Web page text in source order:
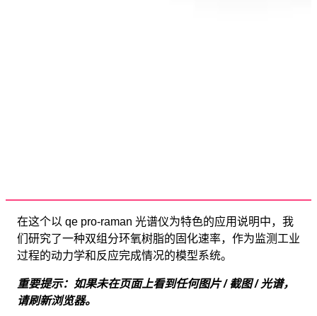
在这个以 qe pro-raman 光谱仪为特色的应用说明中，我
们研究了一种双组分环氧树脂的固化速率，作为监测工业
过程的动力学和反应完成情况的模型系统。
重要提示：如果未在页面上看到任何图片 / 截图 / 光谱，
请刷新浏览器。